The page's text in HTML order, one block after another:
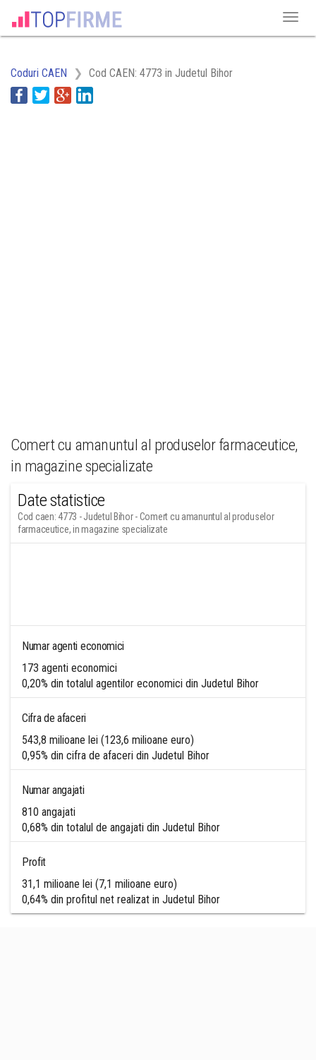
Coduri CAEN Cod CAEN: 4773 in Judetul Bihor
Comert cu amanuntul al produselor farmaceutice,
in magazine specializate
Date statistice
Cod caen: 4773 - Judetul Bihor - Comert cu amanuntul al produselor
farmaceutice, in magazine specializate
Numar agenti economici
173 agenti economici
0,20% din totalul agentilor economici din Judetul Bihor
Cifra de afaceri
543,8 milioane lei (123,6 milioane euro)
0,95% din cifra de afaceri din Judetul Bihor
Numar angajati
810 angajati
0,68% din totalul de angajati din Judetul Bihor
Profit
31,1 milioane lei (7,1 milioane euro)
0,64% din profitul net realizat in Judetul Bihor